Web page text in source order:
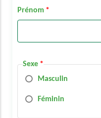
Prénom
Sexe
Masculin
Féminin